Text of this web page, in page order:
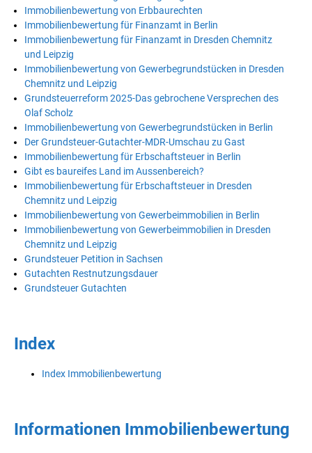
Immobilienbewertung von Erbbaurechten
Immobilienbewertung für Finanzamt in Berlin
Immobilienbewertung für Finanzamt in Dresden Chemnitz
und Leipzig
Immobilienbewertung von Gewerbegrundstücken in Dresden
Chemnitz und Leipzig
Grundsteuerreform 2025-Das gebrochene Versprechen des
Olaf Scholz
Immobilienbewertung von Gewerbegrundstücken in Berlin
Der Grundsteuer-Gutachter-MDR-Umschau zu Gast
Immobilienbewertung für Erbschaftsteuer in Berlin
Gibt es baureifes Land im Aussenbereich?
Immobilienbewertung für Erbschaftsteuer in Dresden
Chemnitz und Leipzig
Immobilienbewertung von Gewerbeimmobilien in Berlin
Immobilienbewertung von Gewerbeimmobilien in Dresden
Chemnitz und Leipzig
Grundsteuer Petition in Sachsen
Gutachten Restnutzungsdauer
Grundsteuer Gutachten
Index
Index Immobilienbewertung
Informationen Immobilienbewertung